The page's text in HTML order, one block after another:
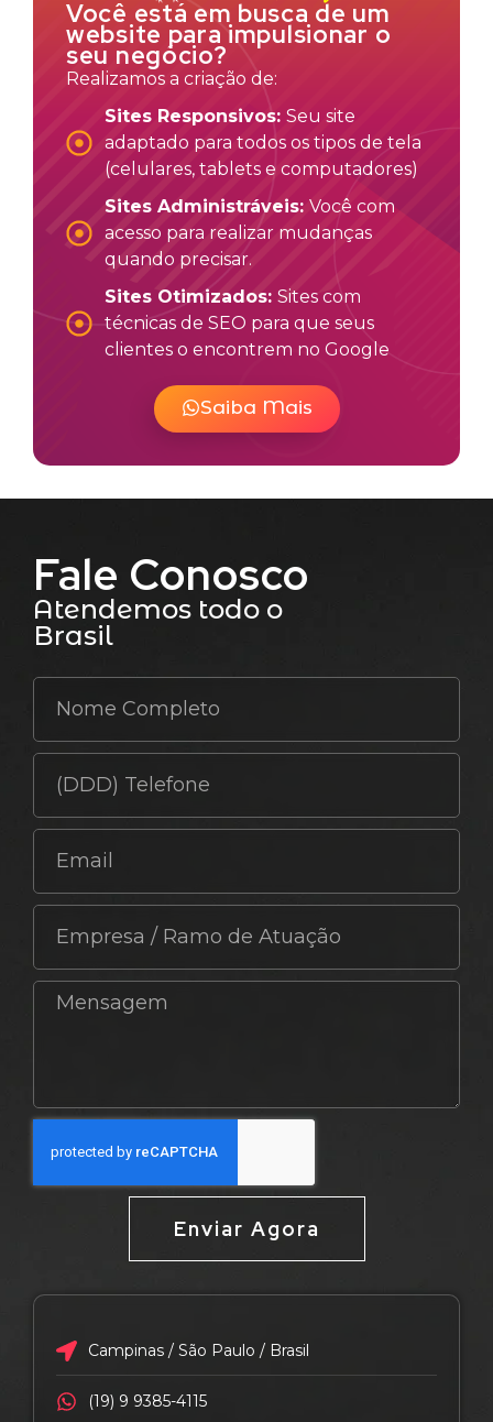
Você está em busca de um
website para impulsionar o
seu negócio?
Realizamos a criação de:
Sites Responsivos: Seu site
adaptado para todos os tipos de tela
(celulares, tablets e computadores)
Sites Administráveis: Você com
acesso para realizar mudanças
quando precisar.
Sites Otimizados: Sites com
técnicas de SEO para que seus
clientes o encontrem no Google
Saiba Mais
Fale Conosco
Atendemos todo o
Brasil
Enviar Agora
Campinas / São Paulo / Brasil
(19) 9 9385-4115